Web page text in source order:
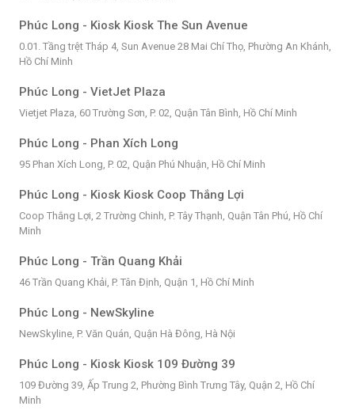
Phúc Long - Kiosk Kiosk The Sun Avenue
0.01. Tầng trệt Tháp 4, Sun Avenue 28 Mai Chí Thọ, Phường An Khánh,
Hồ Chí Minh
Phúc Long - VietJet Plaza
Vietjet Plaza, 60 Trường Sơn, P. 02, Quận Tân Bình, Hồ Chí Minh
Phúc Long - Phan Xích Long
95 Phan Xích Long, P. 02, Quận Phú Nhuận, Hồ Chí Minh
Phúc Long - Kiosk Kiosk Coop Thắng Lợi
Coop Thắng Lợi, 2 Trường Chinh, P. Tây Thạnh, Quận Tân Phú, Hồ Chí
Minh
Phúc Long - Trần Quang Khải
46 Trần Quang Khải, P. Tân Định, Quận 1, Hồ Chí Minh
Phúc Long - NewSkyline
NewSkyline, P. Văn Quán, Quận Hà Đông, Hà Nội
Phúc Long - Kiosk Kiosk 109 Đường 39
109 Đường 39, Ấp Trung 2, Phường Bình Trưng Tây, Quận 2, Hồ Chí
Minh